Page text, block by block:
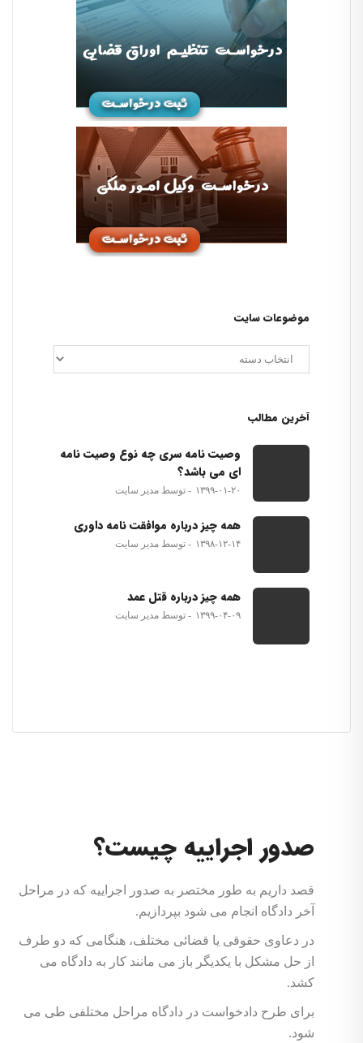
موضوعات سایت
آخرین مطالب
وصیت نامه سری چه نوع وصیت نامه
ای می باشد؟
۱۳۹۹-۰۱-۲۰ توسط مدیر سایت
همه چیز درباره موافقت نامه داوری
۱۳۹۸-۱۲-۱۴ توسط مدیر سایت
همه چیز درباره قتل عمد
۱۳۹۹-۰۴-۰۹ توسط مدیر سایت
صدور اجراییه چیست؟
قصد داریم به طور مختصر به صدور اجراییه که در مراحل
آخر دادگاه انجام می شود بپردازیم.
در دعاوی حقوقی یا قضائی مختلف، هنگامی که دو طرف
از حل مشکل با یکدیگر باز می مانند کار به دادگاه می
کشد.
برای طرح دادخواست در دادگاه مراحل مختلفی طی می
شود.